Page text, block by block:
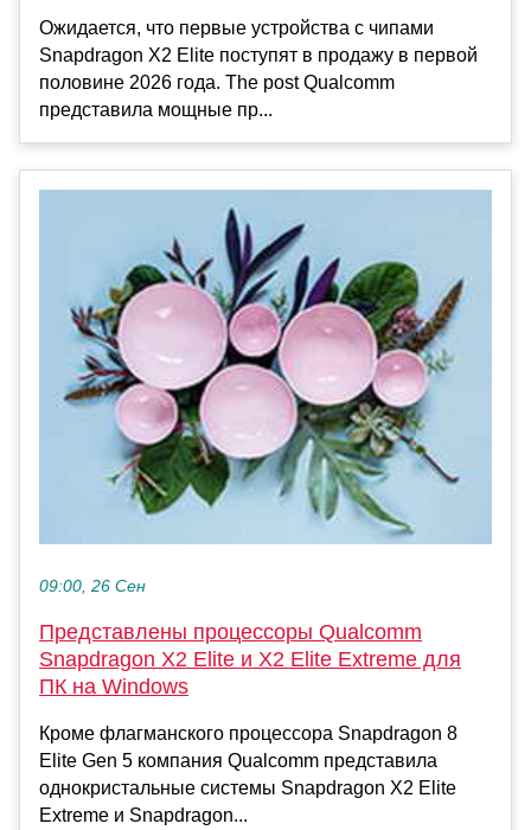
Ожидается, что первые устройства с чипами
Snapdragon X2 Elite поступят в продажу в первой
половине 2026 года. The post Qualcomm
представила мощные пр...
09:00, 26 Сен
Представлены процессоры Qualcomm
Snapdragon X2 Elite и X2 Elite Extreme для
ПК на Windows
Кроме флагманского процессора Snapdragon 8
Elite Gen 5 компания Qualcomm представила
однокристальные системы Snapdragon X2 Elite
Extreme и Snapdragon...